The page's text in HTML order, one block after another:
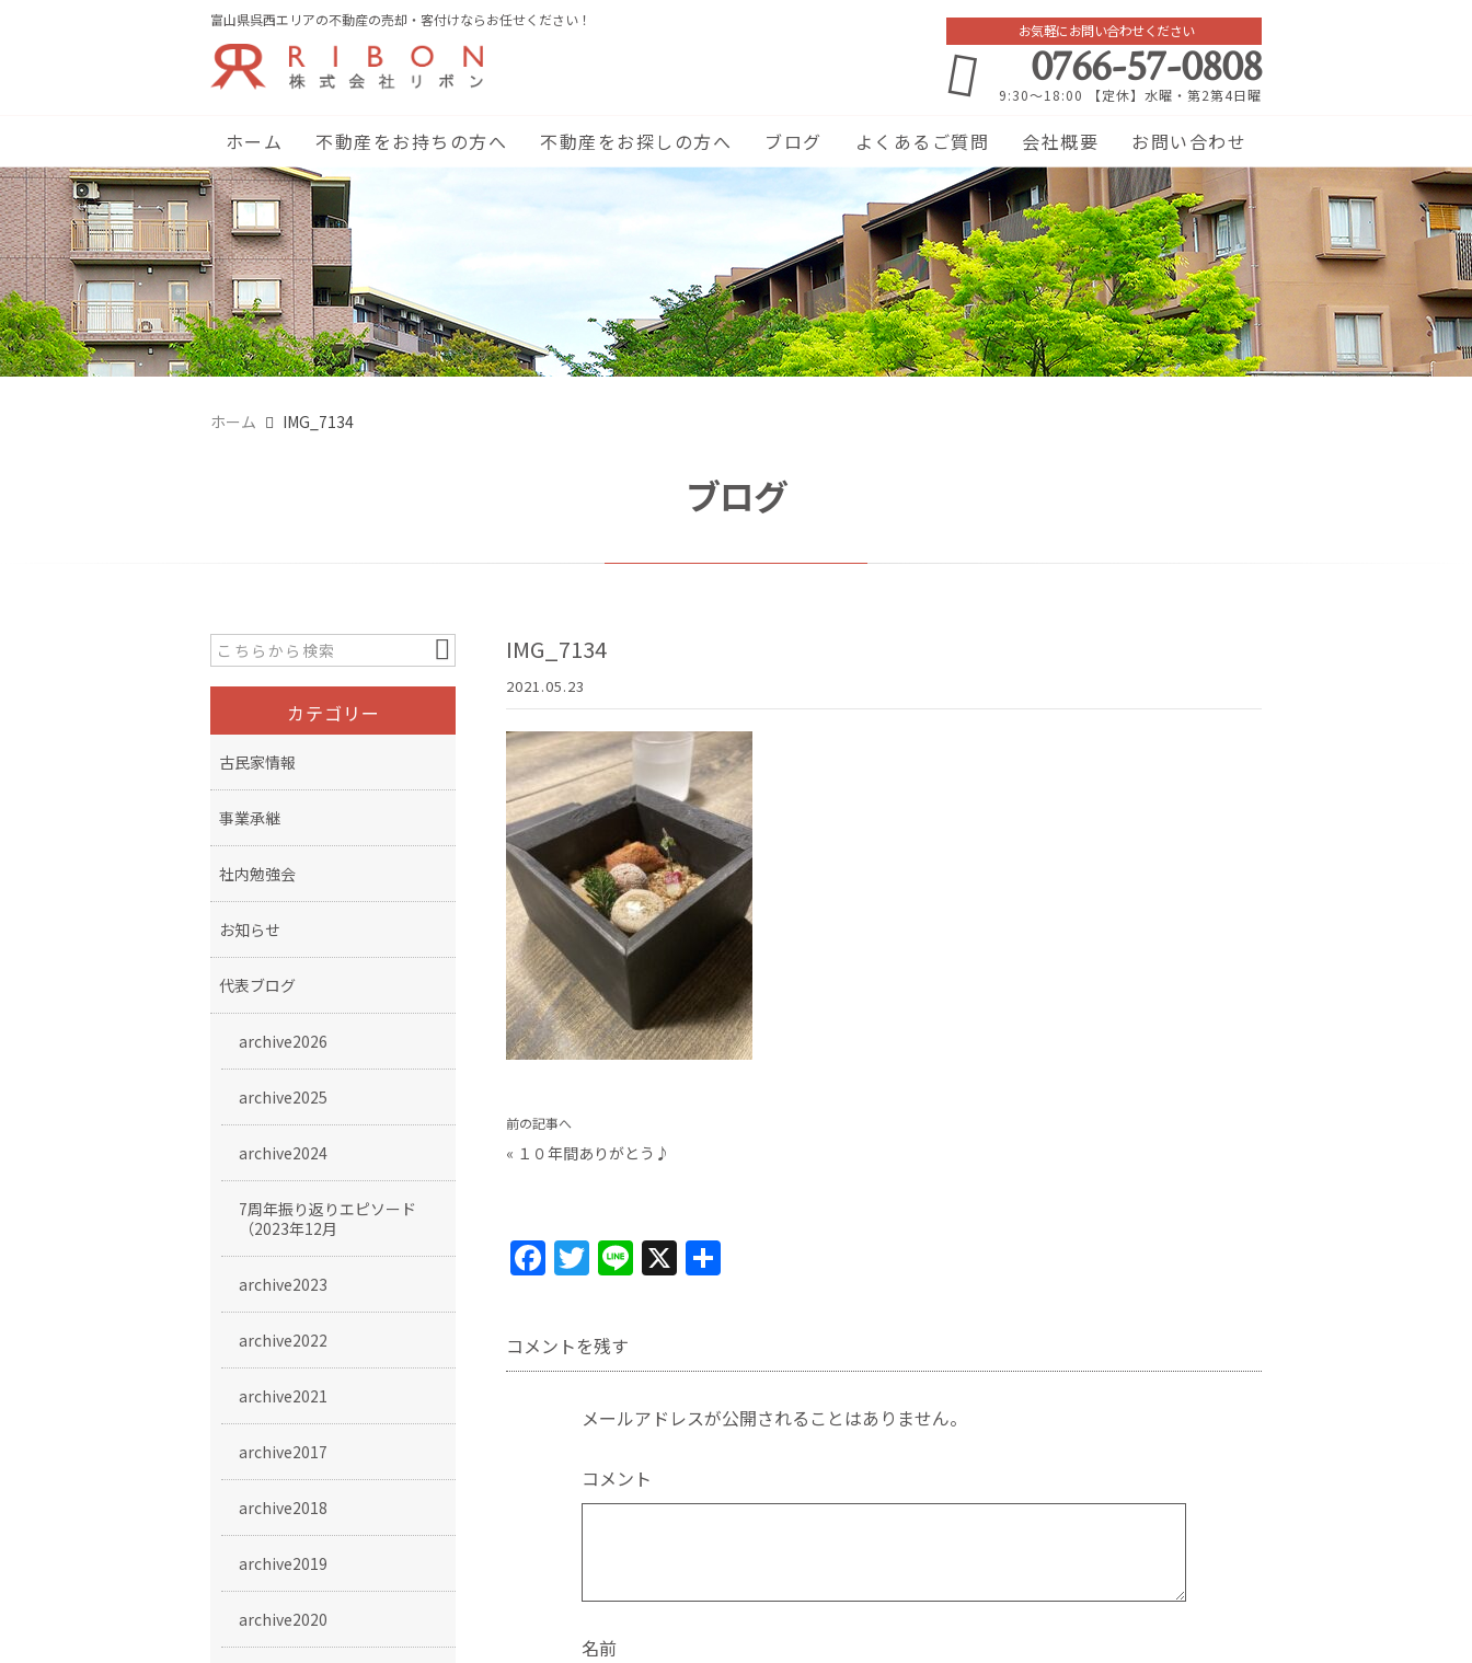
富山県呉西エリアの不動産の売却・客付けならお任せください！
お気軽にお問い合わせください
0766-57-0808
9:30～18:00 【定休】水曜・第2第4日曜
ホーム 不動産をお持ちの方へ 不動産をお探しの方へ ブログ よくあるご質問 会社概要 お問い合わせ
ホーム IMG_7134
ブログ
IMG_7134
2021.05.23
前の記事へ
« １０年間ありがとう♪
F
c
e
T
itt
er
Li X
コメントを残す
メールアドレスが公開されることはありません。
コメント
名前
カテゴリー
古民家情報
事業承継
社内勉強会
お知らせ
代表ブログ
archive2026
archive2025
archive2024
7周年振り返りエピソード
（2023年12月
archive2023
archive2022
archive2021
archive2017
archive2018
archive2019
archive2020